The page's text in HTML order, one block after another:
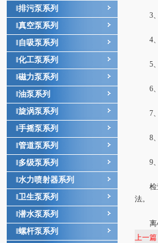
排污泵系列
真空泵系列
自吸泵系列
化工泵系列
磁力泵系列
油泵系列
旋涡泵系列
手摇泵系列
管道泵系列
多级泵系列
水力喷射器系列
卫生泵系列
潜水泵系列
螺杆泵系列
3、
4、
5、
6、
7、
8、
9、
检查
法。
离心
上一篇